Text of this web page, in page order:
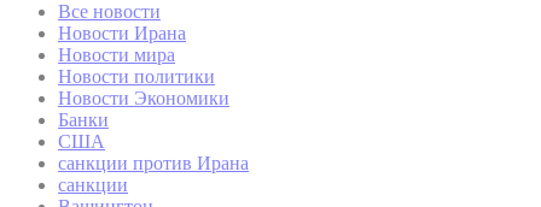
Все новости
Новости Ирана
Новости мира
Новости политики
Новости Экономики
Банки
США
санкции против Ирана
санкции